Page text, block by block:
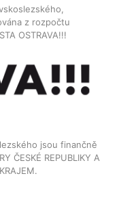
z rozpočtu
OSTRAVA!!!
jsou finančně
ČESKÉ REPUBLIKY A